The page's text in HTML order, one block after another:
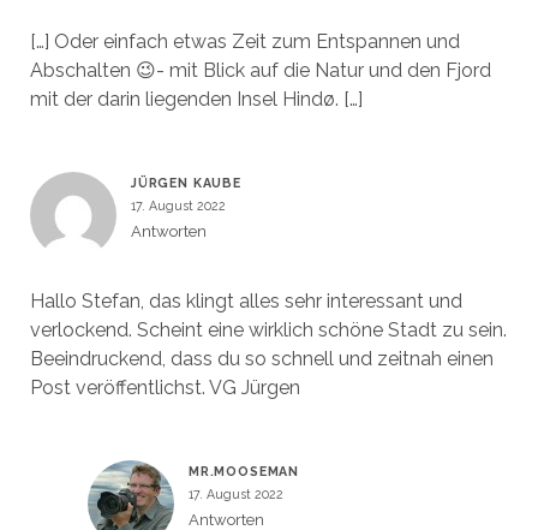
[…] Oder einfach etwas Zeit zum Entspannen und
Abschalten 😉- mit Blick auf die Natur und den Fjord
mit der darin liegenden Insel Hindø. […]
JÜRGEN KAUBE
17. August 2022
Antworten
Hallo Stefan, das klingt alles sehr interessant und
verlockend. Scheint eine wirklich schöne Stadt zu sein.
Beeindruckend, dass du so schnell und zeitnah einen
Post veröffentlichst. VG Jürgen
MR.MOOSEMAN
17. August 2022
Antworten